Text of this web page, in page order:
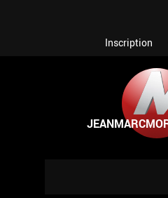
Inscription